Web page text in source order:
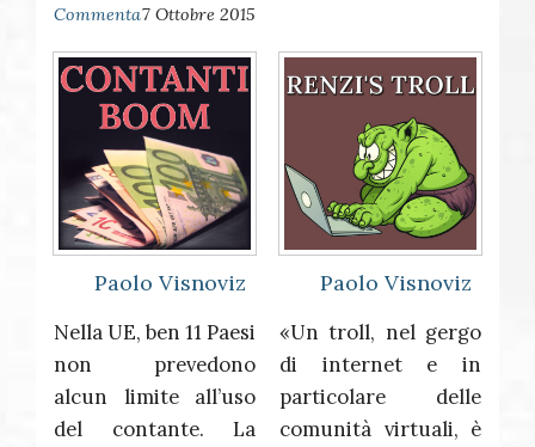
Commenta7 Ottobre 2015
Paolo Visnoviz
Nella UE, ben 11 Paesi
non prevedono
alcun limite all’uso
del contante. La
Paolo Visnoviz
«Un troll, nel gergo
di internet e in
particolare delle
comunità virtuali, è